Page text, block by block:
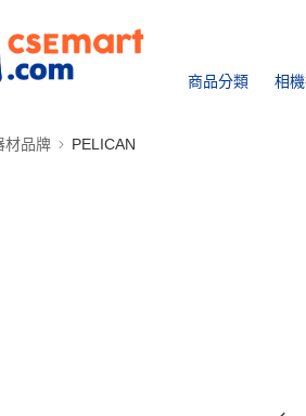
商品分類 相
材品牌 PELICAN